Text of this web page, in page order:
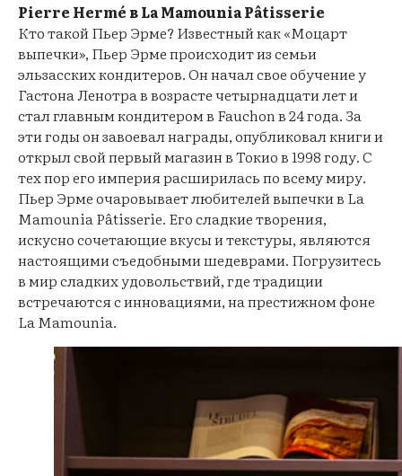
Pierre Hermé в La Mamounia Pâtisserie
Кто такой Пьер Эрме? Известный как «Моцарт
выпечки», Пьер Эрме происходит из семьи
эльзасских кондитеров. Он начал свое обучение у
Гастона Ленотра в возрасте четырнадцати лет и
стал главным кондитером в Fauchon в 24 года. За
эти годы он завоевал награды, опубликовал книги и
открыл свой первый магазин в Токио в 1998 году. С
тех пор его империя расширилась по всему миру.
Пьер Эрме очаровывает любителей выпечки в La
Mamounia Pâtisserie. Его сладкие творения,
искусно сочетающие вкусы и текстуры, являются
настоящими съедобными шедеврами. Погрузитесь
в мир сладких удовольствий, где традиции
встречаются с инновациями, на престижном фоне
La Mamounia.